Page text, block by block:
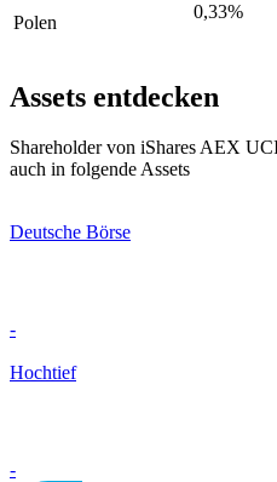
Polen
0,33%
Assets entdecken
Shareholder von iShares AEX
auch in folgende Assets
Deutsche Börse
-
Hochtief
-